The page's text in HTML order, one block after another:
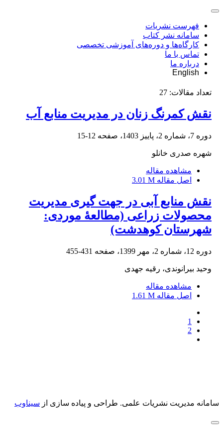
فهرست نشریات
سامانه نشر کتاب
کارگاه‌ها و دوره‌های آموزشی تخصصی
تماس با ما
درباره ما
English
تعداد مقالات: 27
نقش کمرنگ زنان در مدیریت منابع آب
دوره 7، شماره 2، پاییز 1403، صفحه 12-15
شهره صدری خانلو
مشاهده مقاله
اصل مقاله 3.01 M
نقش منابع آبی در جهت گیری مدیریت
محصولات زراعی (مطالعۀ موردی:
شهرستان کوهدشت)
دوره 12، شماره 2، مهر 1399، صفحه 431-455
وحید بیرانوندی، رقیه جهدی
مشاهده مقاله
اصل مقاله 1.61 M
1
2
سامانه مدیریت نشریات علمی. طراحی و پیاده سازی از سیناوب